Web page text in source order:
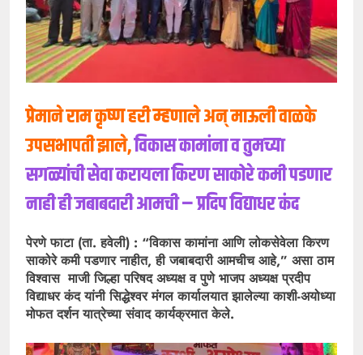
प्रेमाने राम कृष्ण हरी म्हणाले अन् माऊली वाळके
उपसभापती झाले,विकास कामांना व तुमच्या
सगळ्यांची सेवा करायला किरण साकोरे कमी पडणार
नाही ही जबाबदारी आमची – प्रदिप विद्याधर कंद
पेरणे फाटा (ता. हवेली) : “विकास कामांना आणि लोकसेवेला किरण
साकोरे कमी पडणार नाहीत, ही जबाबदारी आमचीच आहे,” असा ठाम
विश्वास माजी जिल्हा परिषद अध्यक्ष व पुणे भाजप अध्यक्ष प्रदीप
विद्याधर कंद यांनी सिद्धेश्वर मंगल कार्यालयात झालेल्या काशी-अयोध्या
मोफत दर्शन यात्रेच्या संवाद कार्यक्रमात केले.